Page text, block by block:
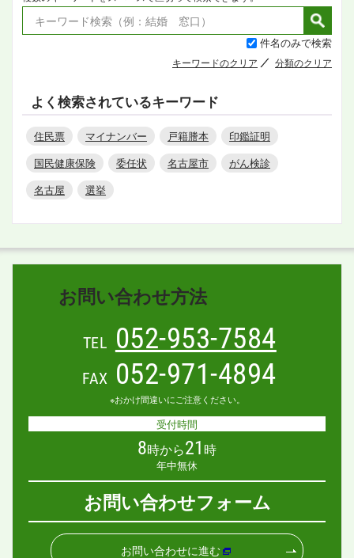
件名のみで検索
キーワードのクリア 分類のクリア
よく検索されているキーワード
住民票 マイナンバー 戸籍謄本
印鑑証明
国民健康保険
委任状 名古屋市
がん検診
名古屋
選挙
お問い合わせ方法
TEL 052-953-7584
FAX 052-971-4894
※おかけ間違いにご注意ください。
受付時間
8時から21 時
年中無休
お問い合わせフォーム
お問い合わせに進む